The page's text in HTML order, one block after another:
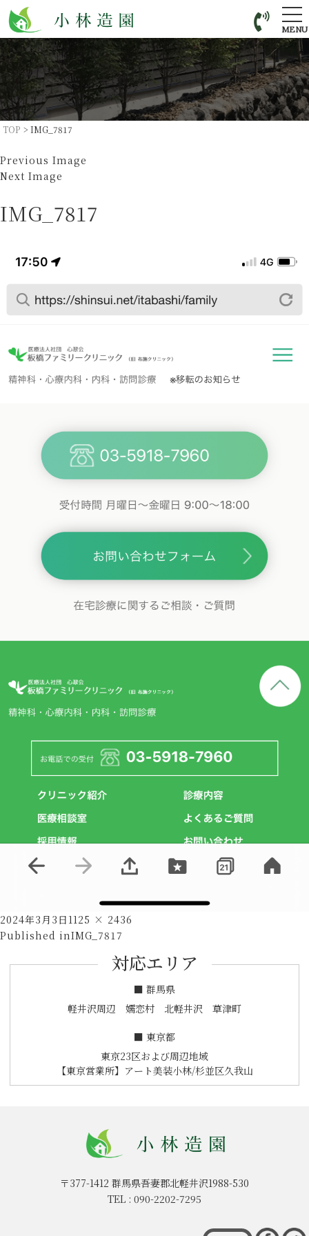
MENU
TOP >IMG_7817
Previous Image
Next Image
IMG_7817
Posted
on
2024年3月3日 Full
size
1125 × 2436
投
ン
Published inIMG_7817
対応エリア
■ 群馬県
軽井沢周辺 嬬恋村 北軽井沢 草津町
■ 東京都
東京23区および周辺地域
【東京営業所】アート美装小林/杉並区久我山
〒377-1412 群馬県吾妻郡北軽井沢1988-530
TEL : 090-2202-7295